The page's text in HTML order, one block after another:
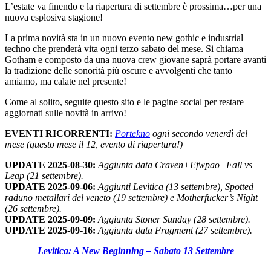
L’estate va finendo e la riapertura di settembre è prossima…per una
nuova esplosiva stagione!
La prima novità sta in un nuovo evento new gothic e industrial
techno che prenderà vita ogni terzo sabato del mese. Si chiama
Gotham e composto da una nuova crew giovane saprà portare avanti
la tradizione delle sonorità più oscure e avvolgenti che tanto
amiamo, ma calate nel presente!
Come al solito, seguite questo sito e le pagine social per restare
aggiornati sulle novità in arrivo!
EVENTI RICORRENTI: Portekno ogni secondo venerdì del
mese (questo mese il 12, evento di riapertura!)
UPDATE 2025-08-30: Aggiunta data Craven+Efwpao+Fall vs
Leap (21 settembre).
UPDATE 2025-09-06: Aggiunti Levitica (13 settembre), Spotted
raduno metallari del veneto (19 settembre) e Motherfucker’s Night
(26 settembre).
UPDATE 2025-09-09: Aggiunta Stoner Sunday (28 settembre).
UPDATE 2025-09-16: Aggiunta data Fragment (27 settembre).
Levitica: A New Beginning – Sabato 13 Settembre